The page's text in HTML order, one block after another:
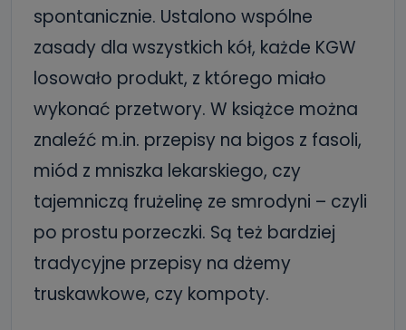
spontanicznie. Ustalono wspólne
zasady dla wszystkich kół, każde KGW
losowało produkt, z którego miało
wykonać przetwory. W książce można
znaleźć m.in. przepisy na bigos z fasoli,
miód z mniszka lekarskiego, czy
tajemniczą frużelinę ze smrodyni – czyli
po prostu porzeczki. Są też bardziej
tradycyjne przepisy na dżemy
truskawkowe, czy kompoty.